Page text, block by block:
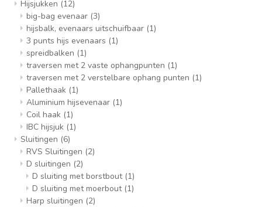
Hijsjukken (12)
big-bag evenaar (3)
hijsbalk, evenaars uitschuifbaar (1)
3 punts hijs evenaars (1)
spreidbalken (1)
traversen met 2 vaste ophangpunten (1)
traversen met 2 verstelbare ophang punten (1)
Pallethaak (1)
Aluminium hijsevenaar (1)
Coil haak (1)
IBC hijsjuk (1)
Sluitingen (6)
RVS Sluitingen (2)
D sluitingen (2)
D sluiting met borstbout (1)
D sluiting met moerbout (1)
Harp sluitingen (2)